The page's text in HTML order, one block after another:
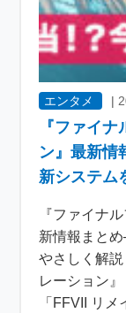
エンタメ |
『ファイ
ン』最新情
新システム
『ファイナ
新情報まと
やさしく解
レーション
「FFVII リ